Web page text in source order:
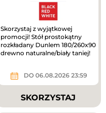
Skorzystaj z wyjątkowej
promocji! Stół prostokątny
rozkładany Dunlem 180/260x90
drewno naturalne/biały taniej!
DO 06.08.2026 23:59
SKORZYSTAJ